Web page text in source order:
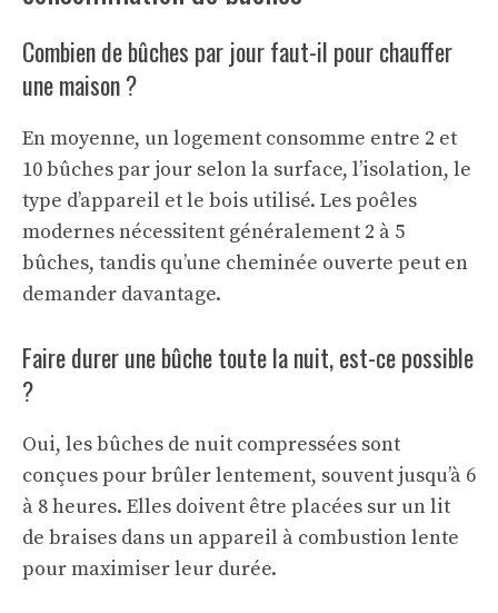
Combien de bûches par jour faut-il pour chauffer
une maison ?
En moyenne, un logement consomme entre 2 et
10 bûches par jour selon la surface, l’isolation, le
type d’appareil et le bois utilisé. Les poêles
modernes nécessitent généralement 2 à 5
bûches, tandis qu’une cheminée ouverte peut en
demander davantage.
Faire durer une bûche toute la nuit, est-ce possible
?
Oui, les bûches de nuit compressées sont
conçues pour brûler lentement, souvent jusqu’à 6
à 8 heures. Elles doivent être placées sur un lit
de braises dans un appareil à combustion lente
pour maximiser leur durée.